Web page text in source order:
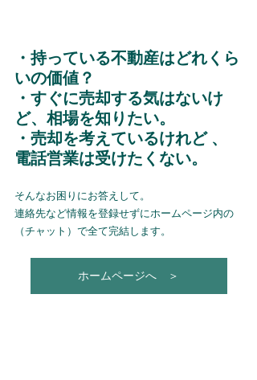
・持っている不動産はどれくら
いの価値？
・すぐに売却する気はないけ
ど、相場を知りたい。
・売却を考えているけれど 、
電話営業は受けたくない。
そんなお困りにお答えして。
連絡先など情報を登録せずにホームページ内の
（チャット）で全て完結します。
ホームページへ ＞